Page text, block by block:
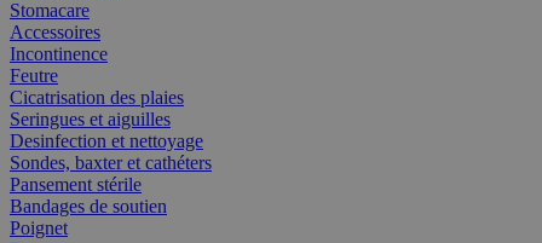
Stomacare
Accessoires
Incontinence
Feutre
Cicatrisation des plaies
Seringues et aiguilles
Desinfection et nettoyage
Sondes, baxter et cathéters
Pansement stérile
Bandages de soutien
Poignet